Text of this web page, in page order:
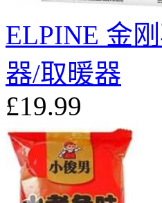
ELPINE 金
器/取暖器
£19.99